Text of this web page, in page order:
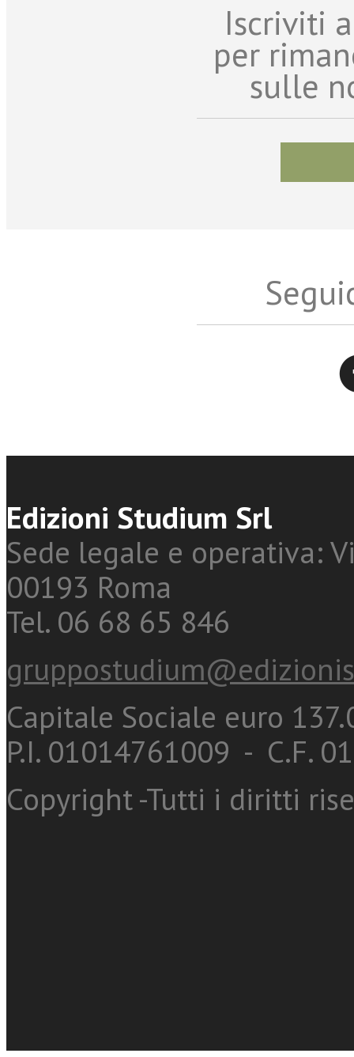
Iscriviti
per
sulle
Edizioni Studium Srl
Sede legale e operativa:
00193 Roma
Tel. 06 68 65 846
Capitale Sociale euro
P.I. 01014761009 - C.F.
Copyright -Tutti i diritti